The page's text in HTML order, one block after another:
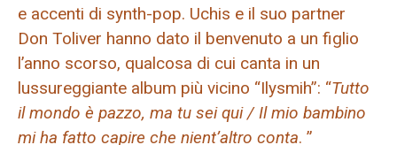
e accenti di synth-pop. Uchis e il suo partner
Don Toliver hanno dato il benvenuto a un figlio
l’anno scorso, qualcosa di cui canta in un
lussureggiante album più vicino “Ilysmih”: “Tutto
il mondo è pazzo, ma tu sei qui / Il mio bambino
mi ha fatto capire che nient’altro conta. ”